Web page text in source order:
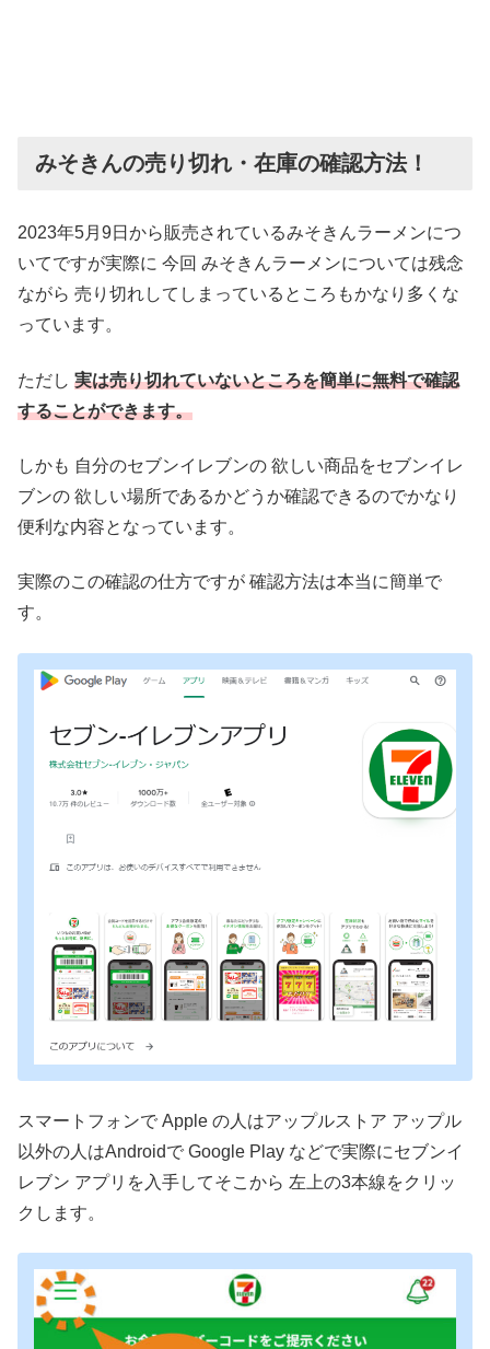
みそきんの売り切れ・在庫の確認方法！
2023年5月9日から販売されているみそきんラーメンにつ
いてですが実際に 今回 みそきんラーメンについては残念
ながら 売り切れしてしまっているところもかなり多くな
っています。
ただし 実は売り切れていないところを簡単に無料で確認
することができます。
しかも 自分のセブンイレブンの 欲しい商品をセブンイレ
ブンの 欲しい場所であるかどうか確認できるのでかなり
便利な内容となっています。
実際のこの確認の仕方ですが 確認方法は本当に簡単で
す。
スマートフォンで Apple の人はアップルストア アップル
以外の人はAndroidで Google Play などで実際にセブンイ
レブン アプリを入手してそこから 左上の3本線をクリッ
クします。